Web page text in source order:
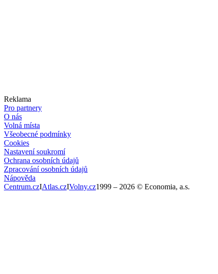
Reklama
Pro partnery
O nás
Volná místa
Všeobecné podmínky
Cookies
Nastavení soukromí
Ochrana osobních údajů
Zpracování osobních údajů
Nápověda
Centrum.czIAtlas.czIVolny.cz1999 – 2026 © Economia, a.s.